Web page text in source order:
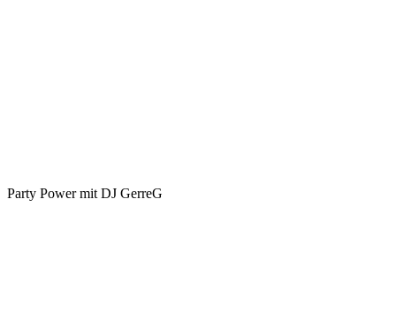
Party Power mit DJ GerreG